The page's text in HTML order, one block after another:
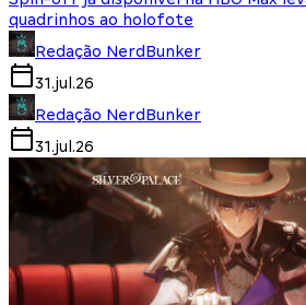
quadrinhos ao holofote
Redação NerdBunker
31.jul.26
Redação NerdBunker
31.jul.26